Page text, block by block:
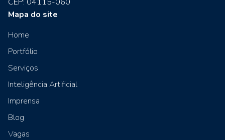
Mapa do site
Home
Portfólio
Serviços
Inteligência Artificial
Imprensa
Blog
Vagas